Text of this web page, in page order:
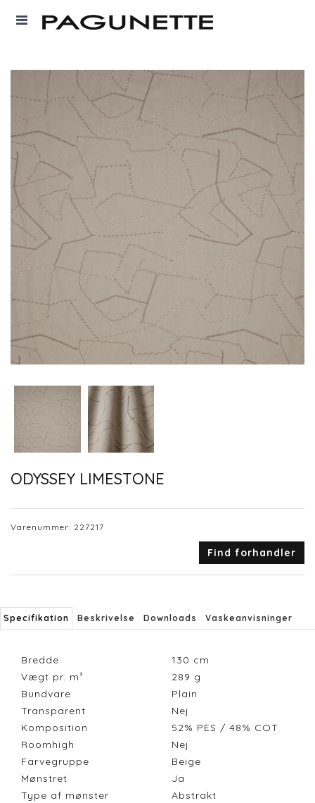
ODYSSEY LIMESTONE
Varenummer: 227217
Find forhandler
Specifikation Beskrivelse Downloads Vaskeanvisninger
Bredde 130 cm
Vægt pr. m²
289 g
Bundvare
Plain
Transparent
Nej
Komposition
52% PES / 48% COT
Roomhigh
Nej
Farvegruppe
Beige
Mønstret
Ja
Type af mønster
Abstrakt